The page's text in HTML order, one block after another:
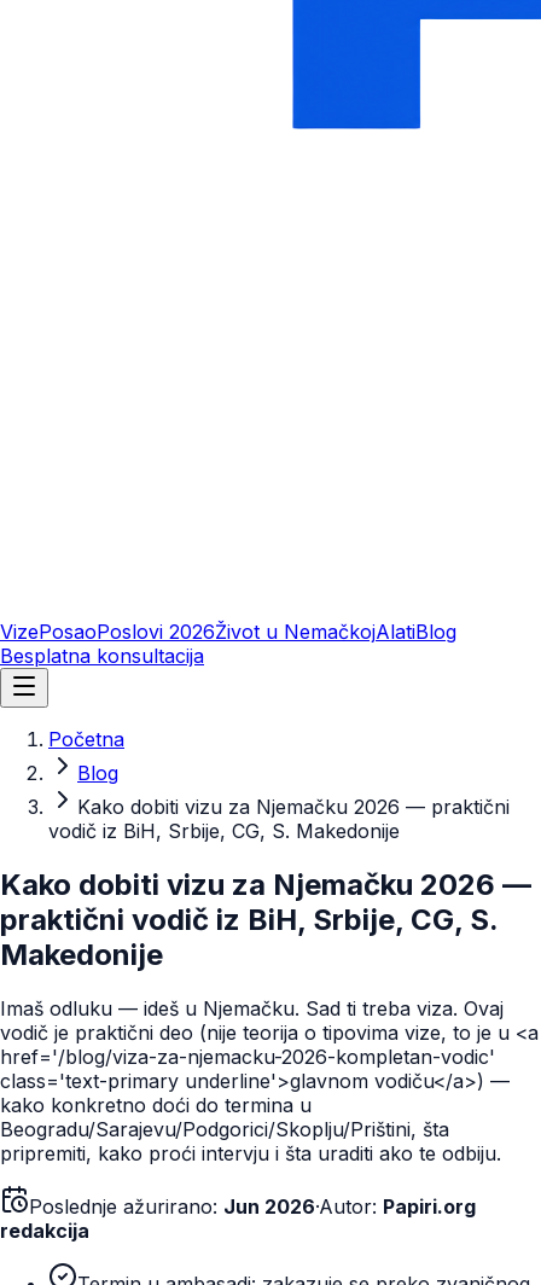
VizePosaoPoslovi 2026Život u NemačkojAlatiBlog
Besplatna konsultacija
Početna
Blog
Kako dobiti vizu za Njemačku 2026 — praktični
vodič iz BiH, Srbije, CG, S. Makedonije
Kako dobiti vizu za Njemačku 2026 —
praktični vodič iz BiH, Srbije, CG, S.
Makedonije
Imaš odluku — ideš u Njemačku. Sad ti treba viza. Ovaj
vodič je praktični deo (nije teorija o tipovima vize, to je u <a
href='/blog/viza-za-njemacku-2026-kompletan-vodic'
class='text-primary underline'>glavnom vodiču</a>) —
kako konkretno doći do termina u
Beogradu/Sarajevu/Podgorici/Skoplju/Prištini, šta
pripremiti, kako proći intervju i šta uraditi ako te odbiju.
Poslednje ažurirano: Jun 2026·Autor: Papiri.org
redakcija